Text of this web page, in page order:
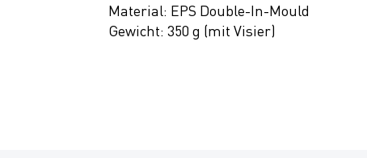
Material: EPS Double-In-Mould
Gewicht: 350 g (mit Visier)